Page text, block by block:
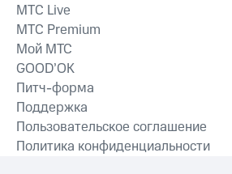
MTС Live
MTС Premium
Мой МТС
GOOD’OK
Питч-форма
Поддержка
Пользовательское соглашение
Политика конфиденциальности